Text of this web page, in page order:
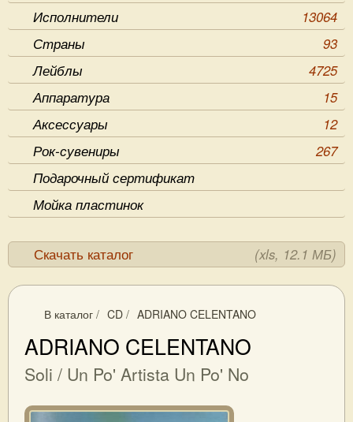
Исполнители
13064
Страны
93
Лейблы
4725
Аппаратура
15
Аксессуары
12
Рок-сувениры
267
Подарочный сертификат
Мойка пластинок
Скачать каталог (xls, 12.1 МБ)
В каталог / CD / ADRIANO CELENTANO
ADRIANO CELENTANO
Soli / Un Po' Artista Un Po' No